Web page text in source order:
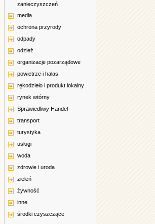
zanieczyszczeń
media
ochrona przyrody
odpady
odzież
organizacje pozarządowe
powietrze i hałas
rękodzieło i produkt lokalny
rynek wtórny
Sprawiedliwy Handel
transport
turystyka
usługi
woda
zdrowie i uroda
zieleń
żywność
inne
środki czyszczące